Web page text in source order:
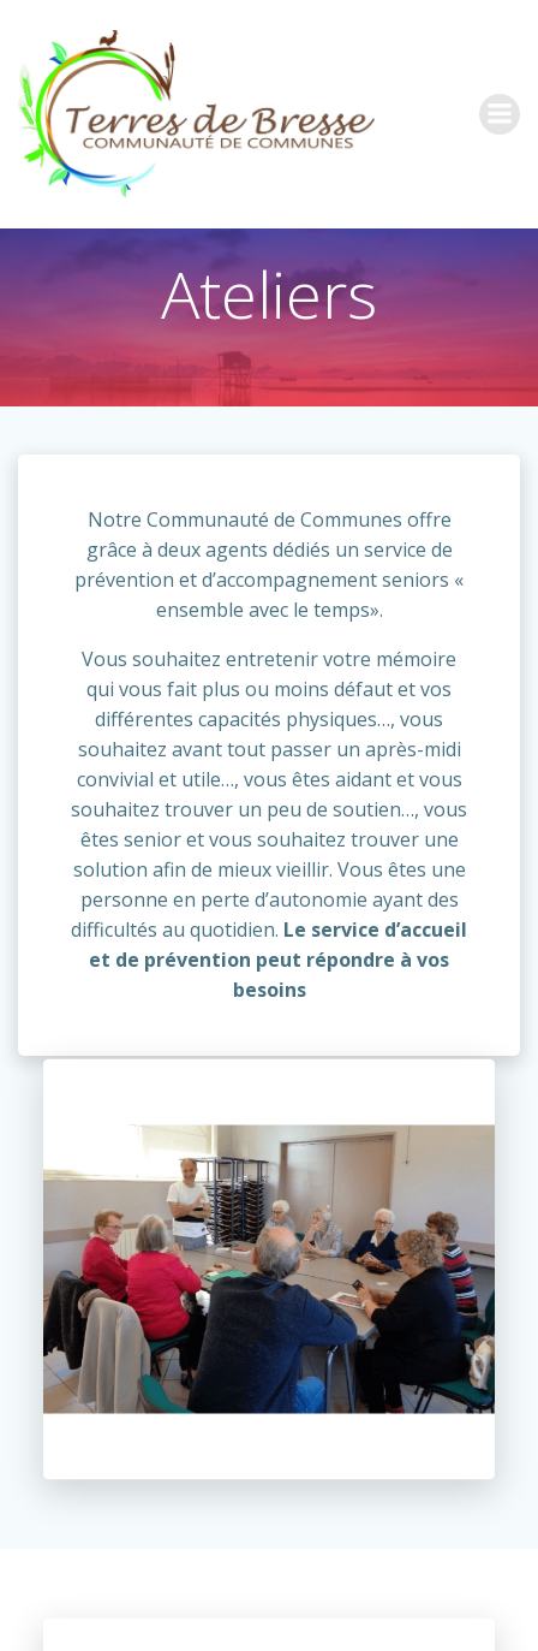
Ateliers
Notre Communauté de Communes offre
grâce à deux agents dédiés un service de
prévention et d’accompagnement seniors «
ensemble avec le temps».
Vous souhaitez entretenir votre mémoire
qui vous fait plus ou moins défaut et vos
différentes capacités physiques…, vous
souhaitez avant tout passer un après-midi
convivial et utile…, vous êtes aidant et vous
souhaitez trouver un peu de soutien…, vous
êtes senior et vous souhaitez trouver une
solution afin de mieux vieillir. Vous êtes une
personne en perte d’autonomie ayant des
difficultés au quotidien. Le service d’accueil
et de prévention peut répondre à vos
besoins